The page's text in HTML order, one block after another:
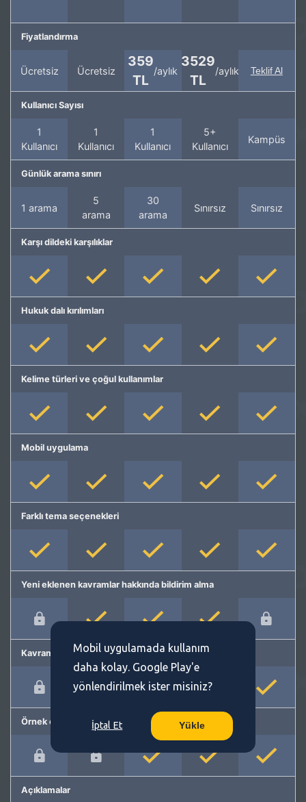
Fiyatlandırma
Ücretsiz Ücretsiz
359
TL
/aylık
3529
TL
/aylık Teklif Al
Kullanıcı Sayısı
1
Kullanıcı
1
Kullanıcı
1
Kullanıcı
5+
Kullanıcı
Kampüs
Günlük arama sınırı
1 arama
5
arama
30
arama
Sınırsız Sınırsız
Karşı dildeki karşılıklar
Hukuk dalı kırılımları
Kelime türleri ve çoğul kullanımlar
Mobil uygulama
Farklı tema seçenekleri
Yeni eklenen kavramlar hakkında bildirim alma
Kavram önerme
Örnek cümleler
Açıklamalar
Mobil uygulamada kullanım
daha kolay. Google Play'e
yönlendirilmek ister misiniz?
İptal Et Yükle